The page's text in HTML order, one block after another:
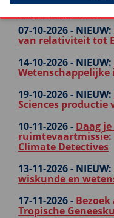
Startdatum - Titel
07-10-2026 - NIEUW:
van relativiteit tot
14-10-2026 - NIEUW:
19-10-2026 - NIEUW:
Sciences productie
10-11-2026 - Daag
ruimtevaartmissie:
Climate Detectives
13-11-2026 - NIEUW:
wiskunde en
17-11-2026 -
Tropische